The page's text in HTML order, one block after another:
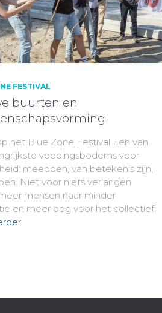
FESTIVAL
buurten en
het Blue Zone Festival Eén van
voedingsbodems voor
meedoen, van betekenis zijn,
Niet voor niets verlangen
mensen naar minder
en meer oog voor het collectief.